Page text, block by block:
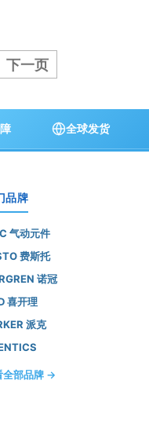
下一页
全球发货
品牌
气动元件
费斯托
诺冠
喜开理
派克
全部品牌 →